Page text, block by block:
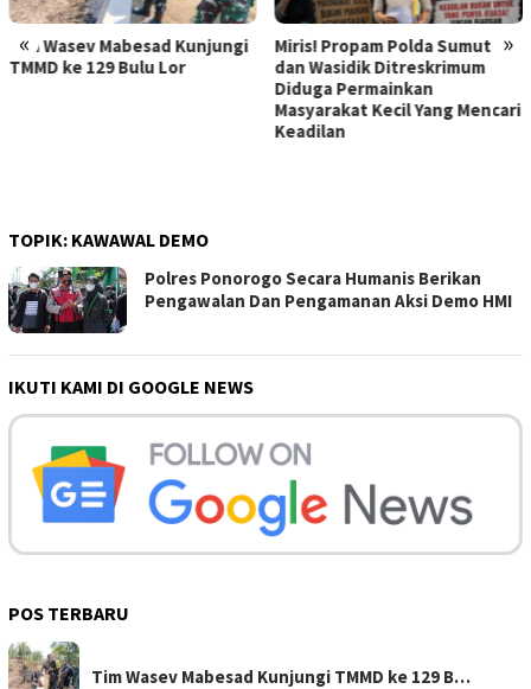
« »
Miris! Propam Polda Sumut
dan Wasidik Ditreskrimum
Hebat Mamak Maling, 7 Bulan
Dilaporkan karena Fitnah
Korban Pencurian
Memerasnya 250 Juta Tidak
Diperiksa, Korban Meminta
TOPIK: KAWAWAL DEMO
Polres Ponorogo Secara Humanis Berikan
Pengawalan Dan Pengamanan Aksi Demo HMI
IKUTI KAMI DI GOOGLE NEWS
POS TERBARU
Tim Wasev Mabesad Kunjungi TMMD ke 129 B…